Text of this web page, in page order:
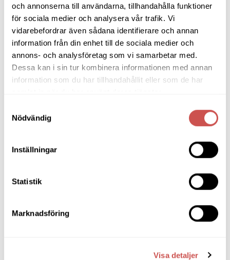
och annonserna till användarna, tillhandahålla funktioner
för sociala medier och analysera vår trafik. Vi
vidarebefordrar även sådana identifierare och annan
information från din enhet till de sociala medier och
annons- och analysföretag som vi samarbetar med.
Dessa kan i sin tur kombinera informationen med annan
information som du har tillhandahållit eller som de har
Nödvändig
Inställningar
Statistik
Marknadsföring
Visa detaljer
Matgrupper
Mattor
Möbelvård
Pinnsoffor
Prissänkta utställningsmöbler
Soffor
Stolar
Sängbord & Gavlar